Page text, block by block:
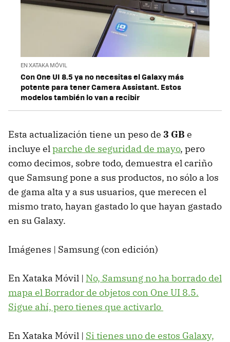
EN XATAKA MÓVIL
Con One UI 8.5 ya no necesitas el Galaxy más
potente para tener Camera Assistant. Estos
modelos también lo van a recibir
Esta actualización tiene un peso de 3 GB e
incluye elparche de seguridad de mayo, pero
como decimos, sobre todo, demuestra el cariño
que Samsung pone a sus productos, no sólo a los
de gama alta y a sus usuarios, que merecen el
mismo trato, hayan gastado lo que hayan gastado
en su Galaxy.
Imágenes | Samsung (con edición)
En Xataka Móvil | No, Samsung no ha borrado del
mapa el Borrador de objetos con One UI 8.5.
Sigue ahí, pero tienes que activarlo
En Xataka Móvil | Si tienes uno de estos Galaxy,